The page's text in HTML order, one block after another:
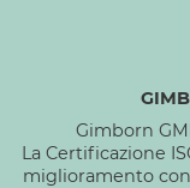
Gimborn
La Certificazione
miglioramento